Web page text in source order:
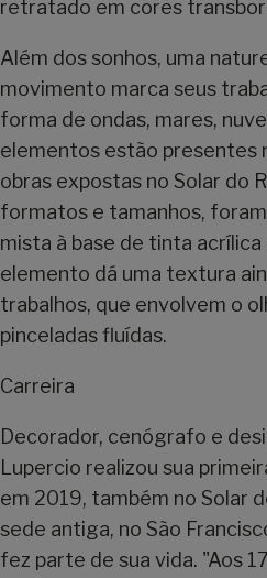
retratado em cores
Além dos sonhos, uma
movimento marca seus
forma de ondas, mares,
elementos estão presentes
obras expostas no Solar do
formatos e tamanhos,
mista à base de tinta
elemento dá uma textura
trabalhos, que envolvem o
pinceladas fluídas.
Carreira
Decorador, cenógrafo e
Lupercio realizou sua
em 2019, também no Solar
sede antiga, no São
fez parte de sua vida. "Aos